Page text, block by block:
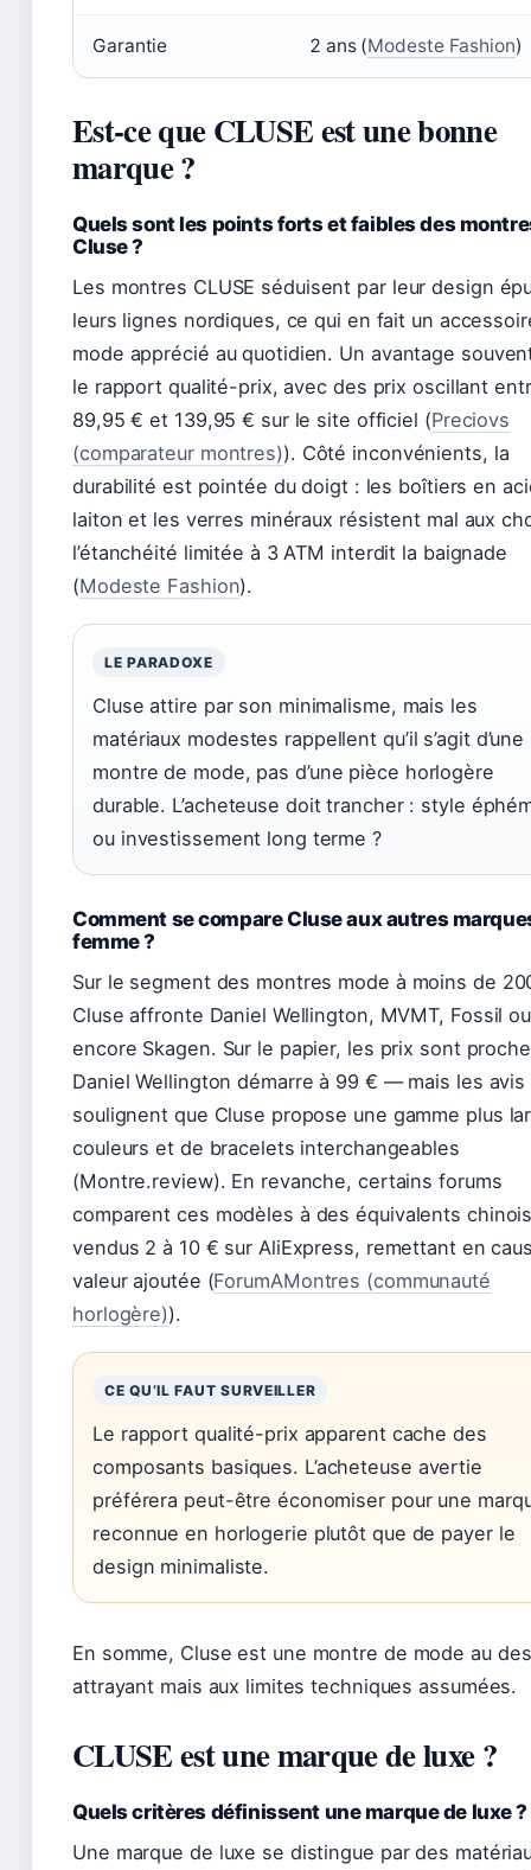
Garantie 2 ans (Modeste Fashion)
Est-ce que CLUSE est une bonne
marque ?
Quels sont les points forts et faibles des
Cluse ?
Les montres CLUSE séduisent par leur design
leurs lignes nordiques, ce qui en fait un
mode apprécié au quotidien. Un avantage
le rapport qualité-prix, avec des prix oscillant
89,95 € et 139,95 € sur le site officiel (Preciovs
(comparateur montres)). Côté inconvénients, la
durabilité est pointée du doigt : les boîtiers en
laiton et les verres minéraux résistent mal aux
l’étanchéité limitée à 3 ATM interdit la baignade
(Modeste Fashion).
LE PARADOXE
Cluse attire par son minimalisme, mais les
matériaux modestes rappellent qu’il s’agit d’une
montre de mode, pas d’une pièce horlogère
durable. L’acheteuse doit trancher : style
ou investissement long terme ?
Comment se compare Cluse aux autres
femme ?
Sur le segment des montres mode à moins de
Cluse affronte Daniel Wellington, MVMT, Fossil ou
encore Skagen. Sur le papier, les prix sont
Daniel Wellington démarre à 99 € — mais les avis
soulignent que Cluse propose une gamme plus
couleurs et de bracelets interchangeables
(Montre.review). En revanche, certains forums
comparent ces modèles à des équivalents
vendus 2 à 10 € sur AliExpress, remettant en
valeur ajoutée (ForumAMontres (communauté
horlogère)).
CE QU’IL FAUT SURVEILLER
Le rapport qualité-prix apparent cache des
composants basiques. L’acheteuse avertie
préférera peut-être économiser pour une
reconnue en horlogerie plutôt que de payer le
design minimaliste.
En somme, Cluse est une montre de mode au
attrayant mais aux limites techniques assumées.
CLUSE est une marque de luxe ?
Quels critères définissent une marque de luxe ?
Une marque de luxe se distingue par des